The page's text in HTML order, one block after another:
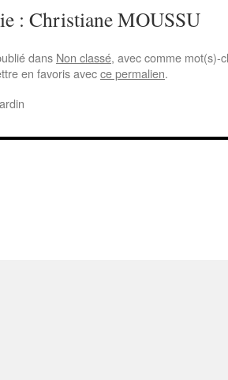
: Christiane MOUSSU
dans Non classé, avec comme mot(s)-
en favoris avecce permalien.